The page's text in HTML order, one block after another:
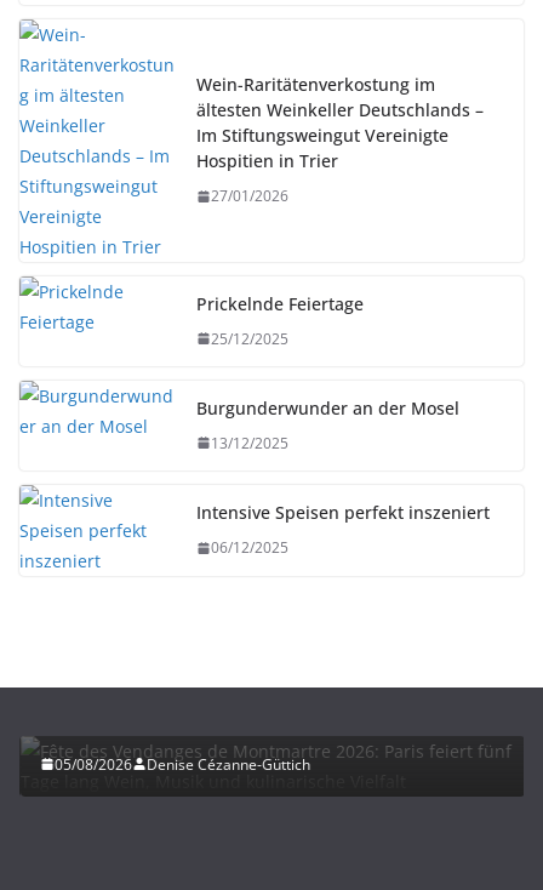
Wein-Raritätenverkostung im
ältesten Weinkeller Deutschlands –
Im Stiftungsweingut Vereinigte
Hospitien in Trier
27/01/2026
Prickelnde Feiertage
25/12/2025
Burgunderwunder an der Mosel
13/12/2025
Intensive Speisen perfekt inszeniert
06/12/2025
05/08/2026 Denise Cézanne-Güttich